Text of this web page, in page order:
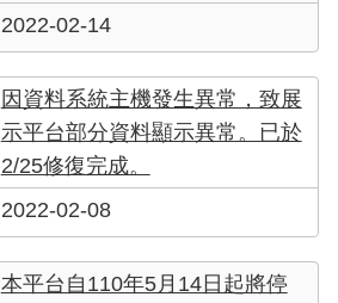
2022-02-14
因資料系統主機發生異常，致展
示平台部分資料顯示異常。已於
2/25修復完成。
2022-02-08
本平台自110年5月14日起將停